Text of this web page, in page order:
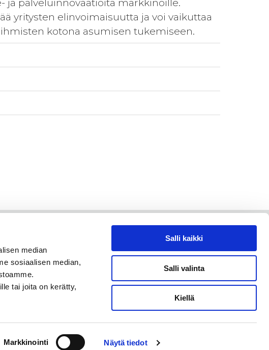
median
sosiaalisen median,
tai joita on kerätty,
Markkinointi Näytä tiedot
Salli kaikki
Salli valinta
Kiellä
ja palveluinnovaatioita markkinoille.
yritysten elinvoimaisuutta ja voi vaikuttaa
kotona asumisen tukemiseen.